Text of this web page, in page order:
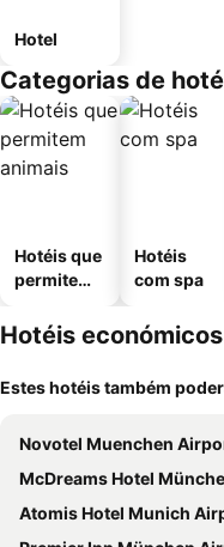
Hotel
Categorias de
Hotéis que
permitem
Hotéis
com spa
Hotéis
Estes hotéis também
Novotel Muenchen
McDreams Hotel München-
Atomis Hotel Munich Airport by